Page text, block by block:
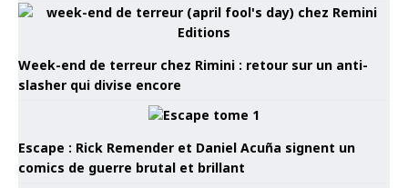
Week-end de terreur chez Rimini : retour sur un anti-
slasher qui divise encore
Escape : Rick Remender et Daniel Acuña signent un
comics de guerre brutal et brillant